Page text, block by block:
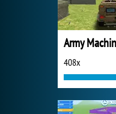
408x